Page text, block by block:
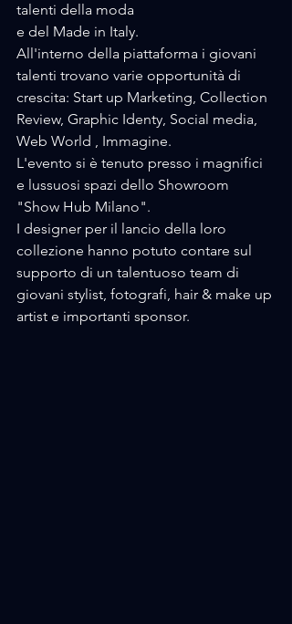
talenti della moda
e del Made in Italy.
All'interno della piattaforma i giovani
talenti trovano varie opportunità di
crescita: Start up Marketing, Collection
Review, Graphic Identy, Social media,
Web World , Immagine.
L'evento si è tenuto presso i magnifici
e lussuosi spazi dello Showroom
"Show Hub Milano".
I designer per il lancio della loro
collezione hanno potuto contare sul
supporto di un talentuoso team di
giovani stylist, fotografi, hair & make up
artist e importanti sponsor.